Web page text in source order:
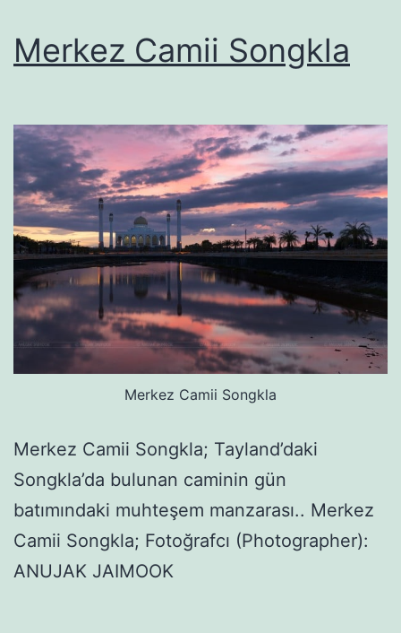
Merkez Camii Songkla
Merkez Camii Songkla
Merkez Camii Songkla; Tayland’daki
Songkla’da bulunan caminin gün
batımındaki muhteşem manzarası.. Merkez
Camii Songkla; Fotoğrafcı (Photographer):
ANUJAK JAIMOOK